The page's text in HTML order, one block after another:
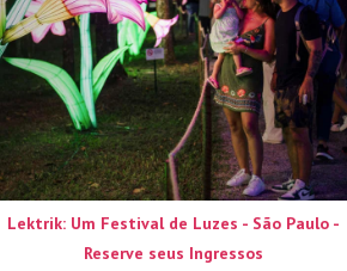
Lektrik: Um Festival de Luzes - São Paulo -
Reserve seus Ingressos